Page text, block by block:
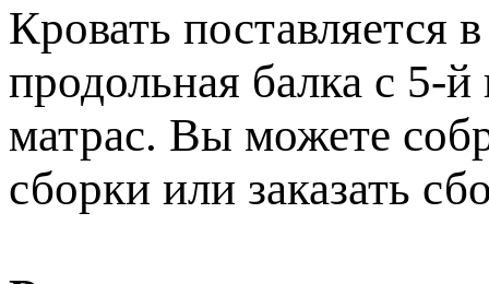
Кровать поставляется
продольная балка с 5-
матрас. Вы можете
сборки или заказать